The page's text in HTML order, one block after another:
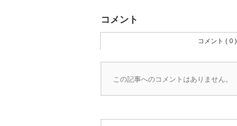
コメント
コメント ( 0 )
この記事へのコメントはありません。